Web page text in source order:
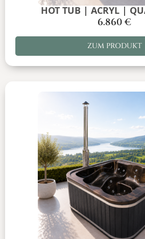
HOT TUB | ACRYL |
6.860€
ZUM PRODUKT